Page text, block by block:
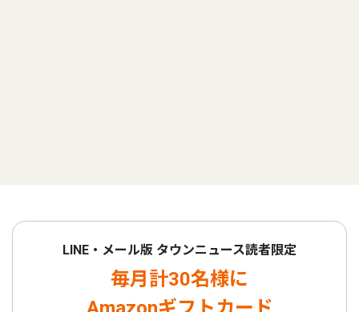
LINE・メール版 タウンニュース読者限定
毎月計30名様に